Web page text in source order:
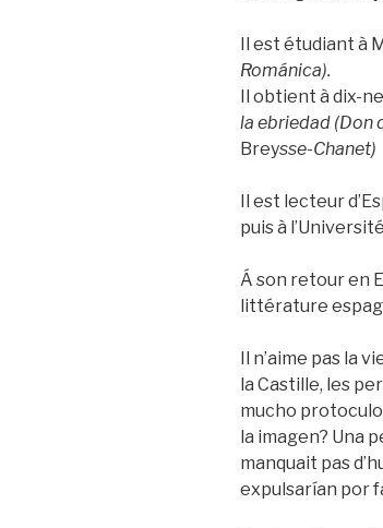
Il est étudiant à
Románica).
Il obtient à dix-
la ebriedad (Don
Breysse-Chanet)
Il est lecteur
puis à
Á son retour en
littérature
Il n’aime pas la
la Castille, les
mucho
la imagen? Una
manquait pas
expulsarían por